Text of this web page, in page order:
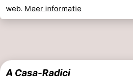
web. Meer informatie
A Casa-Radici